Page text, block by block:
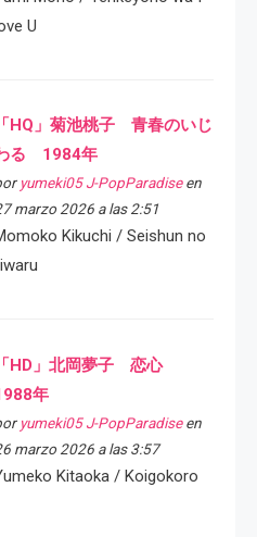
U
「HQ」菊池桃子 青春のいじ
る 1984年
yumeki05 J-PopParadiseen
marzo 2026 a las 2:51
Kikuchi / Seishun no
「HD」北岡夢子 恋心
年
yumeki05 J-PopParadiseen
marzo 2026 a las 3:57
Kitaoka / Koigokoro